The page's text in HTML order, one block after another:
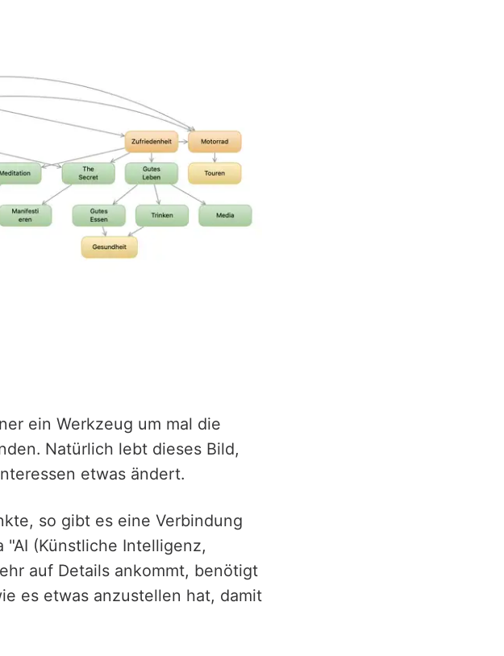
ein Werkzeug um mal die
Natürlich lebt dieses Bild,
etwas ändert.
so gibt es eine Verbindung
(Künstliche Intelligenz,
auf Details ankommt, benötigt
es etwas anzustellen hat, damit